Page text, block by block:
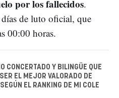
por los fallecidos.
días de luto oficial, que
00:00 horas.
CONCERTADO Y BILINGÜE QUE
EL MEJOR VALORADO DE
EL RANKING DE MI COLE